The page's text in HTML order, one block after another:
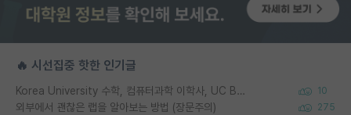
🔥 시선집중 핫한 인기글
Korea University 수학, 컴퓨터과학 이학사, UC Berkeley 산업공학 대학원 공학박사가 되는 것은 쉽지 않겠죠? 10
외부에서 괜찮은 랩을 알아보는 방법 (장문주의) 275